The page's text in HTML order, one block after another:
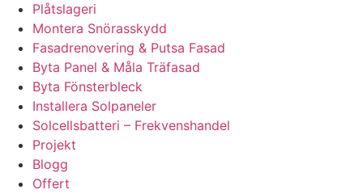
Plåtslageri
Montera Snörasskydd
Fasadrenovering & Putsa Fasad
Byta Panel & Måla Träfasad
Byta Fönsterbleck
Installera Solpaneler
Solcellsbatteri – Frekvenshandel
Projekt
Blogg
Offert